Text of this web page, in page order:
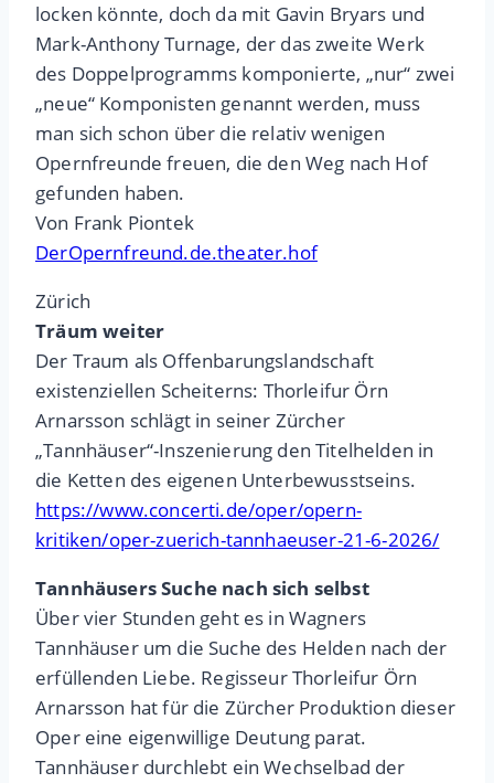
locken könnte, doch da mit Gavin Bryars und
Mark-Anthony Turnage, der das zweite Werk
des Doppelprogramms komponierte, „nur“ zwei
„neue“ Komponisten genannt werden, muss
man sich schon über die relativ wenigen
Opernfreunde freuen, die den Weg nach Hof
gefunden haben.
Von Frank Piontek
DerOpernfreund.de.theater.hof
Zürich
Träum weiter
Der Traum als Offenbarungslandschaft
existenziellen Scheiterns: Thorleifur Örn
Arnarsson schlägt in seiner Zürcher
„Tannhäuser“-Inszenierung den Titelhelden in
die Ketten des eigenen Unterbewusstseins.
https://www.concerti.de/oper/opern-
kritiken/oper-zuerich-tannhaeuser-21-6-2026/
Tannhäusers Suche nach sich selbst
Über vier Stunden geht es in Wagners
Tannhäuser um die Suche des Helden nach der
erfüllenden Liebe. Regisseur Thorleifur Örn
Arnarsson hat für die Zürcher Produktion dieser
Oper eine eigenwillige Deutung parat.
Tannhäuser durchlebt ein Wechselbad der